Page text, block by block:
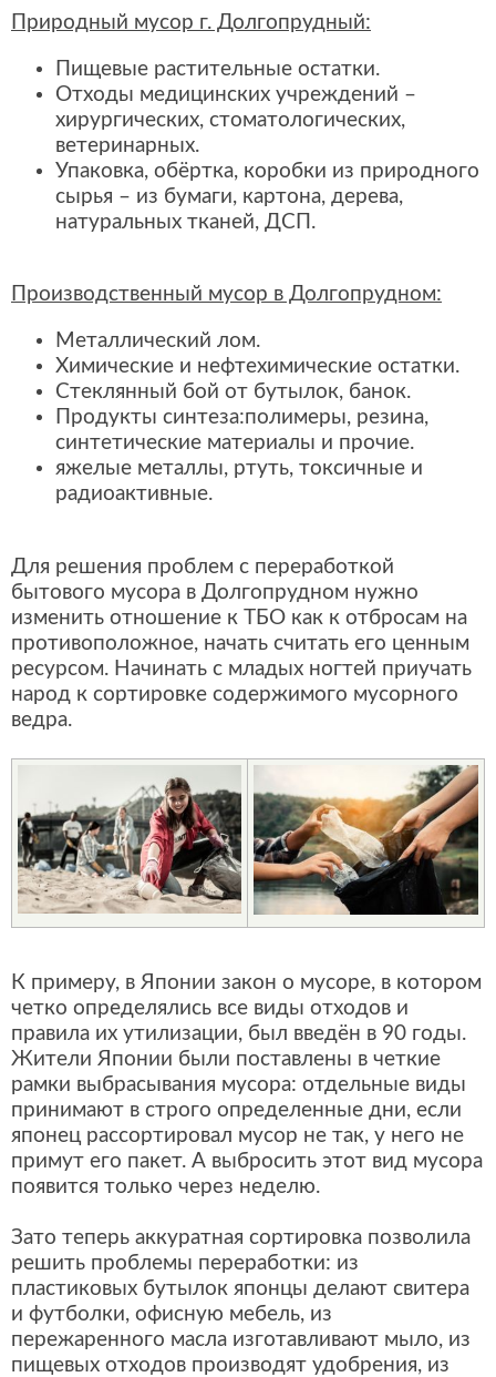
Природный мусор г. Долгопрудный:
Пищевые растительные остатки.
Отходы медицинских учреждений –
хирургических, стоматологических,
ветеринарных.
Упаковка, обёртка, коробки из природного
сырья – из бумаги, картона, дерева,
натуральных тканей, ДСП.
Производственный мусор в Долгопрудном:
Металлический лом.
Химические и нефтехимические остатки.
Стеклянный бой от бутылок, банок.
Продукты синтеза:полимеры, резина,
синтетические материалы и прочие.
яжелые металлы, ртуть, токсичные и
радиоактивные.
Для решения проблем с переработкой
бытового мусора в Долгопрудном нужно
изменить отношение к ТБО как к отбросам на
противоположное, начать считать его ценным
ресурсом. Начинать с младых ногтей приучать
народ к сортировке содержимого мусорного
ведра.
К примеру, в Японии закон о мусоре, в котором
четко определялись все виды отходов и
правила их утилизации, был введён в 90 годы.
Жители Японии были поставлены в четкие
рамки выбрасывания мусора: отдельные виды
принимают в строго определенные дни, если
японец рассортировал мусор не так, у него не
примут его пакет. А выбросить этот вид мусора
появится только через неделю.
Зато теперь аккуратная сортировка позволила
решить проблемы переработки: из
пластиковых бутылок японцы делают свитера
и футболки, офисную мебель, из
пережаренного масла изготавливают мыло, из
пищевых отходов производят удобрения, из